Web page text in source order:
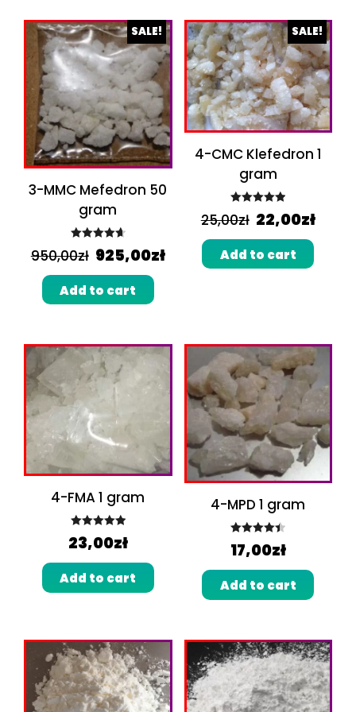
SALE!
3-MMC Mefedron 50
gram
Rated4.75
950,00zł 925,00zł
Add to cart
SALE!
4-CMC Klefedron 1
gram
Rated5.00
25,00zł 22,00zł
Add to cart
4-FMA 1 gram
Rated 5.00
out of 5
23,00zł
Add to cart
4-MPD 1 gram
Rated4.50
out of 5
17,00zł
Add to cart